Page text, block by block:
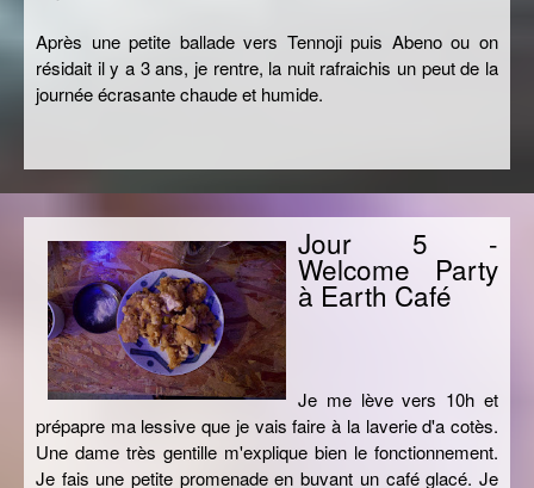
Après une petite ballade vers Tennoji puis Abeno ou on
résidait il y a 3 ans, je rentre, la nuit rafraichis un peut de la
journée écrasante chaude et humide.
Jour 5 -
Welcome Party
à Earth Café
Je me lève vers 10h et
prépapre ma lessive que je vais faire à la laverie d'a cotès.
Une dame très gentille m'explique bien le fonctionnement.
Je fais une petite promenade en buvant un café glacé. Je